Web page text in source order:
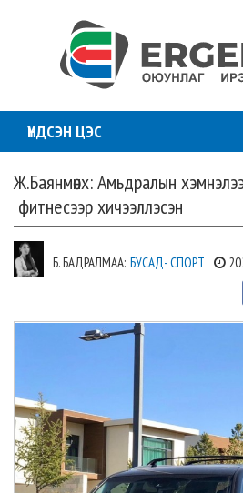
ҮНДСЭН ЦЭС
Ж.Баянмөнх: Амьдралын хэмнэлээ
фитнесээр хичээллэсэн
Б. БАДРАЛМАА: БУСАД- СПОРТ